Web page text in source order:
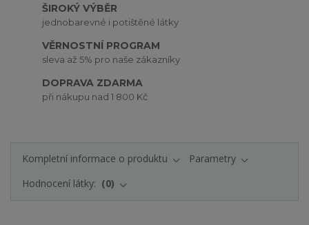
ŠIROKÝ VÝBĚR
jednobarevné i potištěné látky
VĚRNOSTNÍ PROGRAM
sleva až 5% pro naše zákazníky
DOPRAVA ZDARMA
při nákupu nad 1 800 Kč
Kompletní informace o produktu
Parametry
Hodnocení látky:
0